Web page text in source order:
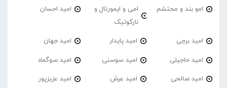
امو بند و محتشم
امی و ایمورتال و
نارکوتیک
امید احسان
امید برجی امید پایدار امید جهان
امید حاجیلی امید سوسنی امید سوگماد
امید صالحی امید عرش امید عزیزپور